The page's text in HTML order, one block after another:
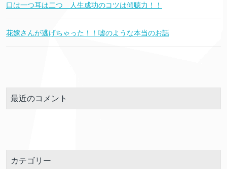
口は一つ耳は二つ 人生成功のコツは傾聴力！！
花嫁さんが逃げちゃった！！嘘のような本当のお話
最近のコメント
カテゴリー